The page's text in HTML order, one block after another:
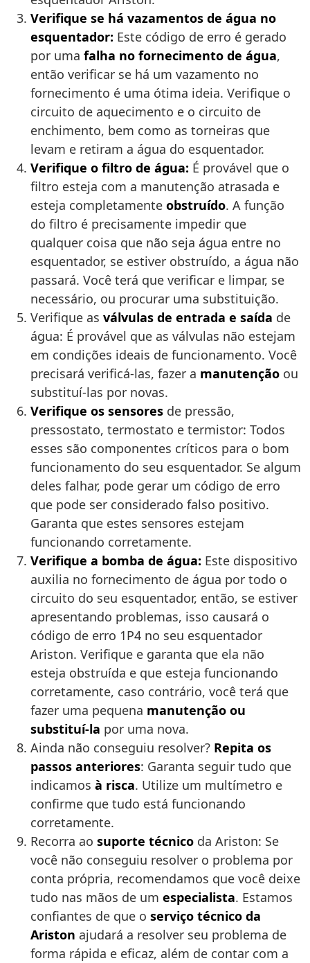
Verifique se há vazamentos de água no
esquentador: Este código de erro é gerado
por uma falha no fornecimento de água,
então verificar se há um vazamento no
fornecimento é uma ótima ideia. Verifique o
circuito de aquecimento e o circuito de
enchimento, bem como as torneiras que
levam e retiram a água do esquentador.
Verifique o filtro de água: É provável que o
filtro esteja com a manutenção atrasada e
esteja completamente obstruído. A função
do filtro é precisamente impedir que
qualquer coisa que não seja água entre no
esquentador, se estiver obstruído, a água não
passará. Você terá que verificar e limpar, se
necessário, ou procurar uma substituição.
Verifique as válvulas de entrada e saída de
água: É provável que as válvulas não estejam
em condições ideais de funcionamento. Você
precisará verificá-las, fazer a manutenção ou
substituí-las por novas.
Verifique os sensores de pressão,
pressostato, termostato e termistor: Todos
esses são componentes críticos para o bom
funcionamento do seu esquentador. Se algum
deles falhar, pode gerar um código de erro
que pode ser considerado falso positivo.
Garanta que estes sensores estejam
funcionando corretamente.
Verifique a bomba de água: Este dispositivo
auxilia no fornecimento de água por todo o
circuito do seu esquentador, então, se estiver
apresentando problemas, isso causará o
código de erro 1P4 no seu esquentador
Ariston. Verifique e garanta que ela não
esteja obstruída e que esteja funcionando
corretamente, caso contrário, você terá que
fazer uma pequena manutenção ou
substituí-la por uma nova.
Ainda não conseguiu resolver? Repita os
passos anteriores: Garanta seguir tudo que
indicamos à risca. Utilize um multímetro e
confirme que tudo está funcionando
corretamente.
Recorra ao suporte técnico da Ariston: Se
você não conseguiu resolver o problema por
conta própria, recomendamos que você deixe
tudo nas mãos de um especialista. Estamos
confiantes de que o serviço técnico da
Ariston ajudará a resolver seu problema de
forma rápida e eficaz, além de contar com a